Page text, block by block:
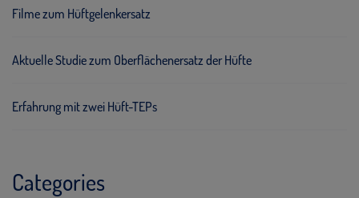
Filme zum Hüftgelenkersatz
Aktuelle Studie zum Oberflächenersatz der Hüfte
Erfahrung mit zwei Hüft-TEPs
Categories